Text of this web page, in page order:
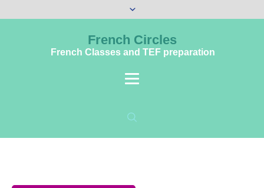
French Circles
French Classes and TEF preparation